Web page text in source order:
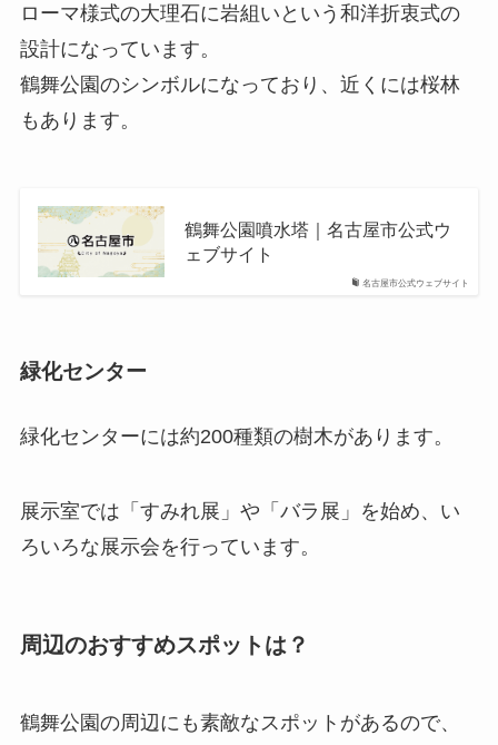
ローマ様式の大理石に岩組いという和洋折衷式の
設計になっています。
鶴舞公園のシンボルになっており、近くには桜林
もあります。
名古屋市公式ウェブサイト
鶴舞公園噴水塔｜名古屋市公式ウ
ェブサイト
緑化センター
緑化センターには約200種類の樹木があります。
展示室では「すみれ展」や「バラ展」を始め、い
ろいろな展示会を行っています。
周辺のおすすめスポットは？
鶴舞公園の周辺にも素敵なスポットがあるので、